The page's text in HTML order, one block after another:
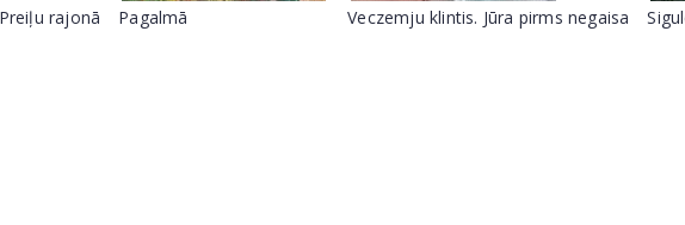
rajonā Pagalmā Veczemju klintis. Jūra pirms negaisa